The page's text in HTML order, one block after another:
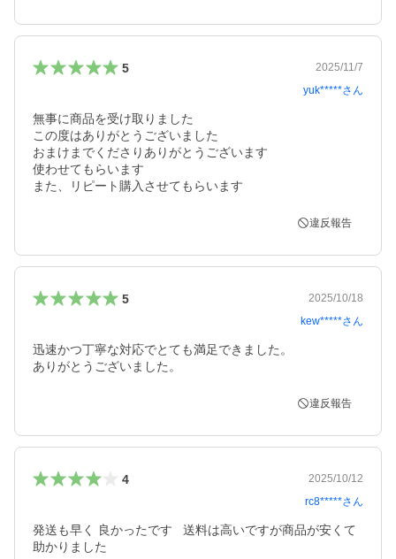
5
2025/11/7
yuk*****さん
無事に商品を受け取りました
この度はありがとうございました
おまけまでくださりありがとうございます
使わせてもらいます
違反報告
5
2025/10/18
kew*****さん
迅速かつ丁寧な対応でとても満足できました。
ありがとうございました。
違反報告
4
2025/10/12
rc8*****さん
発送も早く 良かったです   送料は高いですが商品が安くて
助かりました